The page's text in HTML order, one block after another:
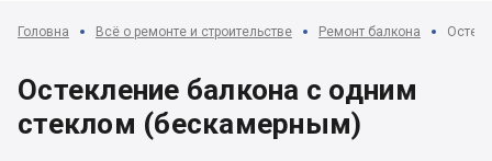
Головна Всё о ремонте и строительстве Ремонт балкона
Остекление балкона с одним
стеклом (бескамерным)